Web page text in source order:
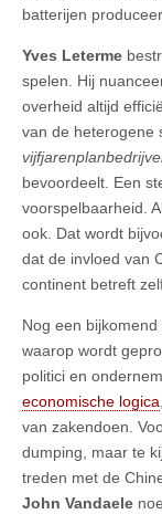
batterijen
Yves Leterme
spelen. Hij
overheid altijd
van de heterogene
bevoordeelt. Een
voorspelbaarheid.
ook. Dat wordt
dat de invloed van
continent betreft
Nog een
waarop wordt
politici en
economische logica
van zakendoen.
dumping, maar te
treden met de
John Vandaele